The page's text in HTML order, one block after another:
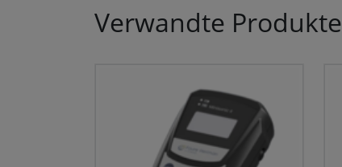
Verwandte Produkte